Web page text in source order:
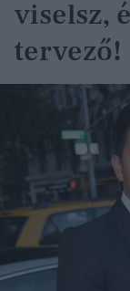
viselsz,
tervező!